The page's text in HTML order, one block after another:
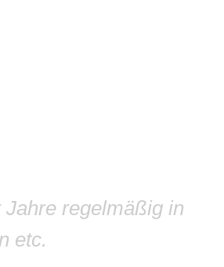
regelmäßig in
etc.